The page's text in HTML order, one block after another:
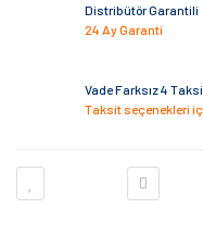
Distribütör Garantili
24 Ay Garanti
Vade Farksız 4
Taksit seçenekleri